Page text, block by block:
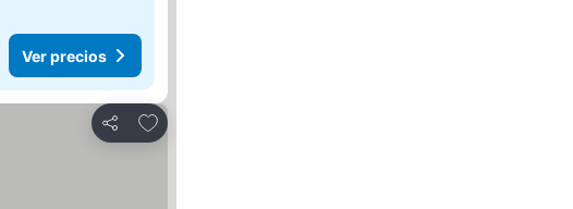
Ver precios
Compartir
Agregar a favoritos